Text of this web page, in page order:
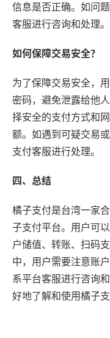
信息是否正确。如问
客服进行咨询和处理。
如何保障交易安全？
为了保障交易安全，
密码，避免泄露给他
择安全的支付方式和
额。如遇到可疑交易
支付客服进行处理。
四、总结
橘子支付是台湾一家
子支付平台。用户可
户储值、转账、扫码
中，用户需要注意账
系平台客服进行咨询
好地了解和使用橘子支